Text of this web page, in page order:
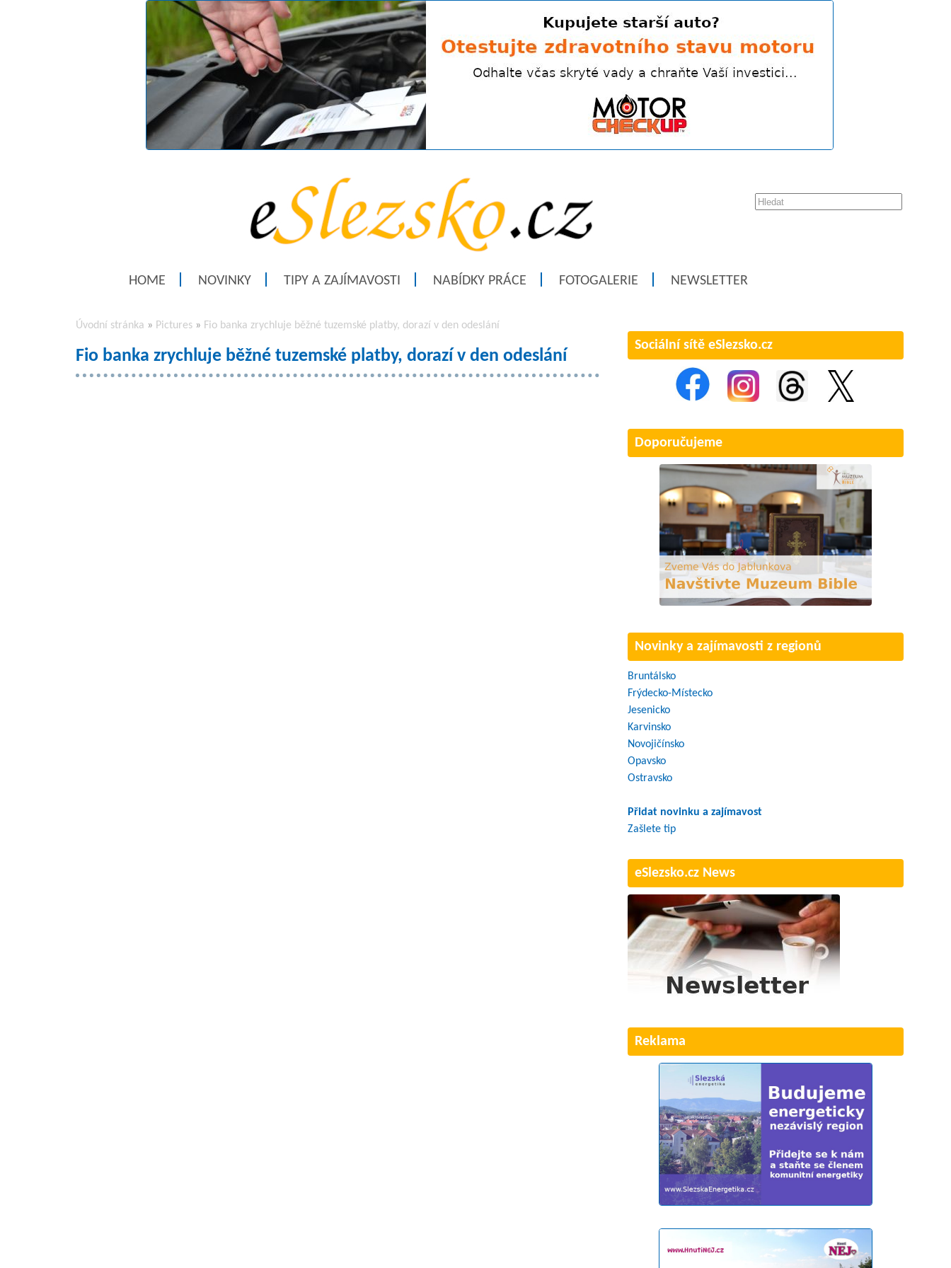
HOME NOVINKY TIPY A ZAJÍMAVOSTI NABÍDKY PRÁCE FOTOGALERIE NEWSLETTER
Úvodní stránka » Pictures » Fio banka zrychluje běžné tuzemské platby, dorazí v den odeslání
Fio banka zrychluje běžné tuzemské platby, dorazí v den odeslání
Sociální sítě eSlezsko.cz
Doporučujeme
Novinky a zajímavosti z regionů
Bruntálsko
Frýdecko-Místecko
Jesenicko
Karvinsko
Novojičínsko
Opavsko
Ostravsko
Přidat novinku a zajímavost
Zašlete tip
eSlezsko.cz News
Reklama